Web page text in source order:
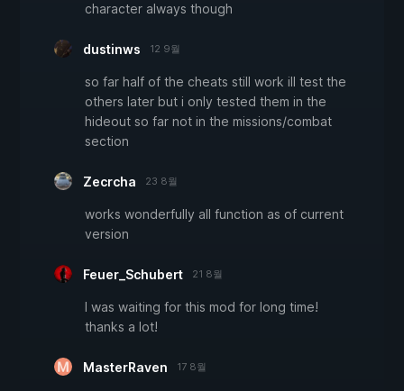
character always though
dustinws 12 9월
so far half of the cheats still work ill test the
others later but i only tested them in the
hideout so far not in the missions/combat
section
Zecrcha 23 8월
works wonderfully all function as of current
version
Feuer_Schubert 21 8월
I was waiting for this mod for long time!
thanks a lot!
MasterRaven 17 8월